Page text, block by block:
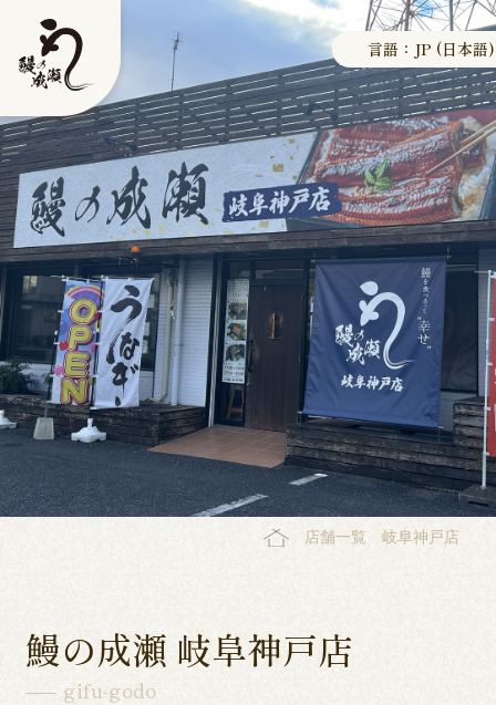
言語：JP (日本語)
店舗一覧 岐阜神戸店
鰻の成瀬 岐阜神戸店
gifu-godo